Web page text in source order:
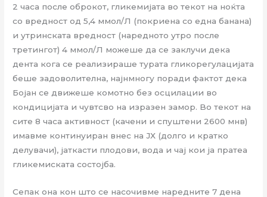
2 часа после оброкот, гликемијата во текот на ноќта
со вредност од 5,4 ммол/Л (покриена со една банана)
и утринската вредност (наредното утро после
третингот) 4 ммол/Л можеше да се заклучи дека
дента кога се реализираше турата гликорегулацијата
беше задоволителна, најнмногу поради фактот дека
Бојан се движеше комотно без осцилации во
кондицијата и чувтсво на изразен замор. Во текот на
сите 8 часа активност (качени и спуштени 2600 мнв)
имавме континуиран внес на ЈХ (долго и кратко
делувачи), јаткасти плодови, вода и чај кои ја пратеа
гликемиската состојба.
Сепак она кон што се насочивме наредните 7 дена